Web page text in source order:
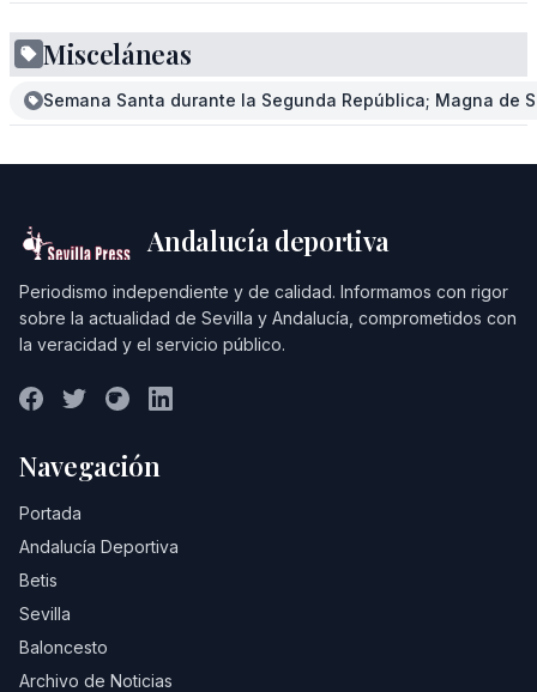
Misceláneas
Semana Santa durante la Segunda República; Magna de
Andalucía deportiva
Periodismo independiente y de calidad. Informamos con rigor
sobre la actualidad de Sevilla y Andalucía, comprometidos con
la veracidad y el servicio público.
Navegación
Portada
Andalucía Deportiva
Betis
Sevilla
Baloncesto
Archivo de Noticias